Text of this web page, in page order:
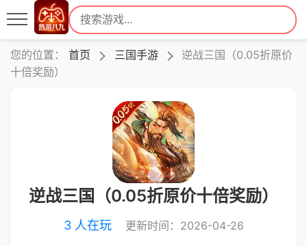
您的位置： 首页 三国手游
逆战三国（0.05折原价
十倍奖励）
逆战三国（0.05折原价十倍奖励）
3 人在玩 更新时间：2026-04-26